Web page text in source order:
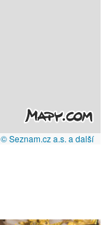
© Seznam.cz a.s. a další